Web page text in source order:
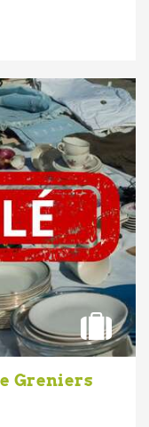
Greniers